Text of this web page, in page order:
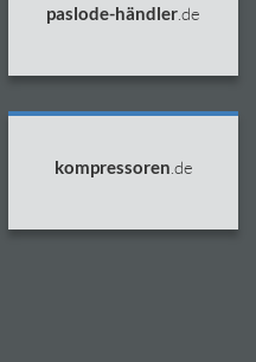
paslode-händler.de
kompressoren .de